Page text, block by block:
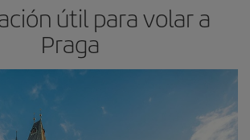
útil para volar a
Praga